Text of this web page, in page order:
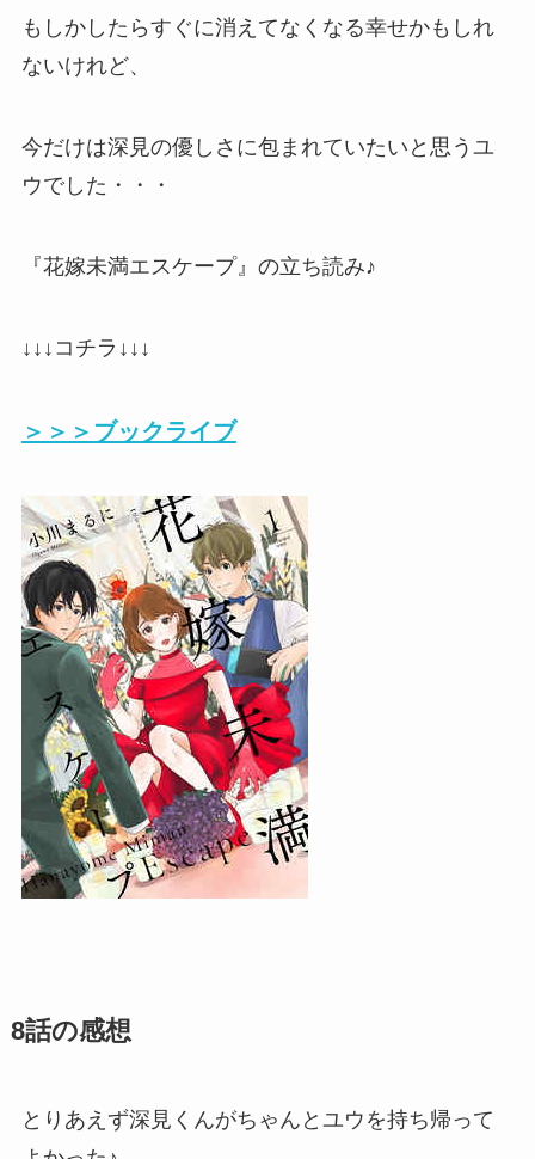
もしかしたらすぐに消えてなくなる幸せかもしれ
ないけれど、
今だけは深見の優しさに包まれていたいと思うユ
ウでした・・・
『花嫁未満エスケープ』の立ち読み♪
↓↓↓コチラ↓↓↓
＞＞＞ブックライブ
8話の感想
とりあえず深見くんがちゃんとユウを持ち帰って